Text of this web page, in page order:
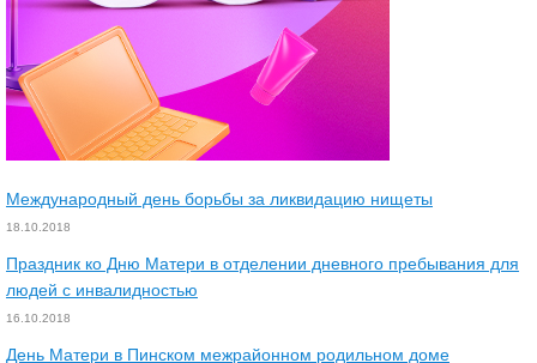
Международный день борьбы за ликвидацию нищеты
18.10.2018
Праздник ко Дню Матери в отделении дневного пребывания для
людей с инвалидностью
16.10.2018
День Матери в Пинском межрайонном родильном доме